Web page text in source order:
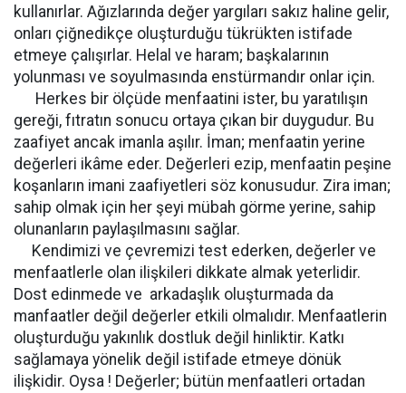
kullanırlar. Ağızlarında değer yargıları sakız haline gelir,
onları çiğnedikçe oluşturduğu tükrükten istifade
etmeye çalışırlar. Helal ve haram; başkalarının
yolunması ve soyulmasında enstürmandır onlar için.
Herkes bir ölçüde menfaatini ister, bu yaratılışın
gereği, fıtratın sonucu ortaya çıkan bir duygudur. Bu
zaafiyet ancak imanla aşılır. İman; menfaatin yerine
değerleri ikâme eder. Değerleri ezip, menfaatin peşine
koşanların imani zaafiyetleri söz konusudur. Zira iman;
sahip olmak için her şeyi mübah görme yerine, sahip
olunanların paylaşılmasını sağlar.
Kendimizi ve çevremizi test ederken, değerler ve
menfaatlerle olan ilişkileri dikkate almak yeterlidir.
Dost edinmede ve arkadaşlık oluşturmada da
manfaatler değil değerler etkili olmalıdır. Menfaatlerin
oluşturduğu yakınlık dostluk değil hinliktir. Katkı
sağlamaya yönelik değil istifade etmeye dönük
ilişkidir. Oysa ! Değerler; bütün menfaatleri ortadan